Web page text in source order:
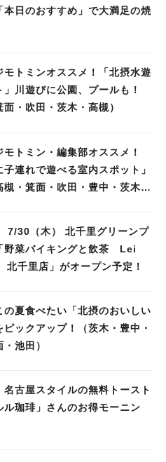
本日のおすすめ」で大満足の焼
モトミンオススメ！「北摂水遊
」川遊びに公園、プールも！
面・吹田・茨木・高槻）
モトミン・編集部オススメ！
子連れで遊べる室内スポット」
槻・箕面・吹田・豊中・茨木・
木） 北千里グリーンプ
野菜バイキングと飲茶 Lei
千里店」がオープン予定！
の夏食べたい「北摂のおいしい
ピックアップ！（茨木・豊中・
池田）
名古屋スタイルの無料トースト
ル珈琲」さんのお得モーニン